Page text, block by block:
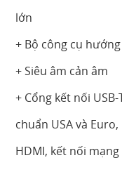
lớn
+ Bộ công cụ
+ Siêu âm cản âm
+ Cổng kết nối
chuẩn USA và
HDMI, kết nối